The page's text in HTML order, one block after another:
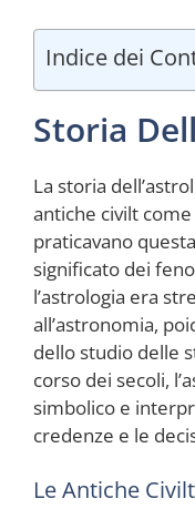
Indice dei
Storia
La storia
antiche civilt come
praticavano
significato dei
l’astrologia era
all’astronomia,
dello studio delle
corso dei secoli,
simbolico e
credenze e le
Le Antiche